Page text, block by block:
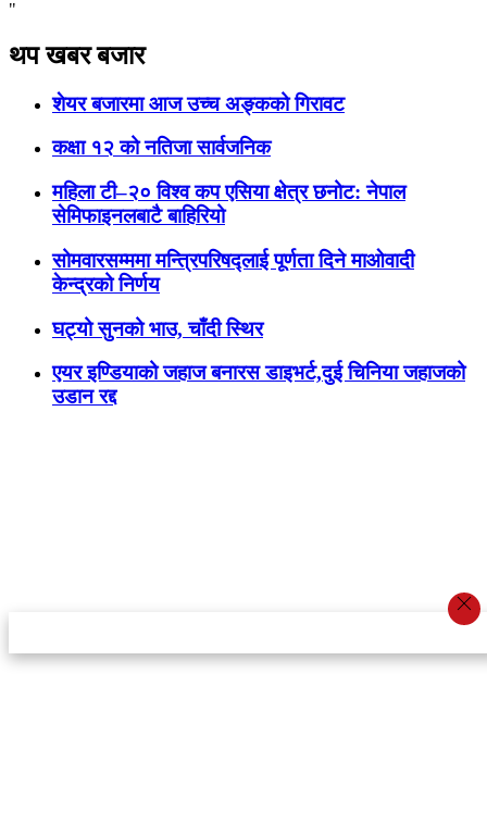
"
थप खबर बजार
शेयर बजारमा आज उच्च अङ्कको गिरावट
कक्षा १२ को नतिजा सार्वजनिक
महिला टी–२० विश्व कप एसिया क्षेत्र छनोट: नेपाल
सेमिफाइनलबाटै बाहिरियो
सोमवारसम्ममा मन्त्रिपरिषद्लाई पूर्णता दिने माओवादी
केन्द्रको निर्णय
घट्यो सुनको भाउ, चाँदी स्थिर
एयर इण्डियाको जहाज बनारस डाइभर्ट,दुई चिनिया जहाजको
उडान रद्द